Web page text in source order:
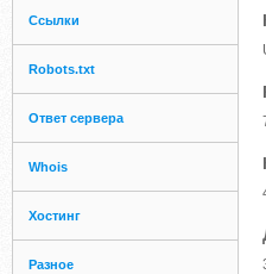
Ссылки
Robots.txt
Ответ сервера
Whois
Хостинг
Разное